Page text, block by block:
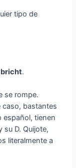
tipo de
bricht.
se rompe.
bastantes
español, tienen
su D. Quijote,
literalmente a